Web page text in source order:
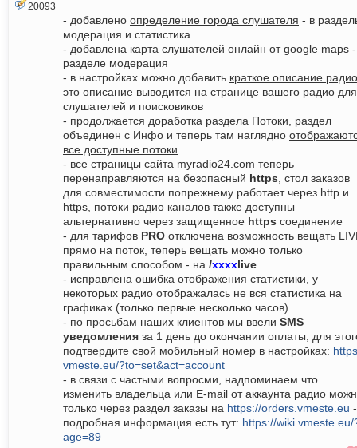
20093
- добавлено определение города слушателя - в
модерация и статистика
- добавлена карта слушателей онлайн от google maps
разделе модерация
- в настройках можно добавить краткое описание радио
это описание выводится на странице вашего радио для
слушателей и поисковиков
- продолжается доработка раздела Потоки, раздел
объединен с Инфо и теперь там наглядно
все доступные потоки
- все страницы сайта myradio24.com теперь
перенаправляются на безопасный https, стол заказов
для совместимости попрежнему работает через http и
https, потоки радио каналов также доступны
альтернативно через защищенное https соединение
- для тарифов PRO отключена возможность вещать
прямо на поток, теперь вещать можно только
правильным способом - на /xxxxlive
- исправлена ошибка отображения статистики, у
некоторых радио отображалась не вся статистика на
графиках (только первые несколько часов)
- по просьбам наших клиентов мы ввели SMS
уведомления за 1 день до окончании оплаты, для
подтвердите свой мобильный номер в настройках:
vmeste.eu/?to=set&act=account
- в связи с частыми вопросми, надпоминаем что
изменить владельца или E-mail от аккаунта радио
только через раздел заказы на https://orders.vmeste.eu -
подробная информация есть тут: https://wiki.vmeste.eu/
age=89